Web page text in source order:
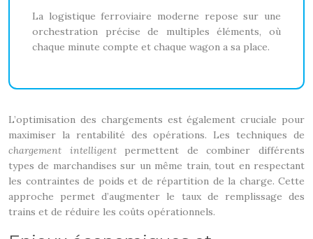
La logistique ferroviaire moderne repose sur une
orchestration précise de multiples éléments, où
chaque minute compte et chaque wagon a sa place.
L’optimisation des chargements est également cruciale pour
maximiser la rentabilité des opérations. Les techniques de
chargement intelligent permettent de combiner différents
types de marchandises sur un même train, tout en respectant
les contraintes de poids et de répartition de la charge. Cette
approche permet d’augmenter le taux de remplissage des
trains et de réduire les coûts opérationnels.